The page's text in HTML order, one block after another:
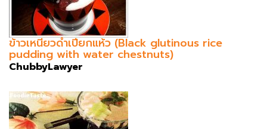
ข้าวเหนียวดำเปียกแห้ว (Black glutinous rice
pudding with water chestnuts)
ChubbyLawyer